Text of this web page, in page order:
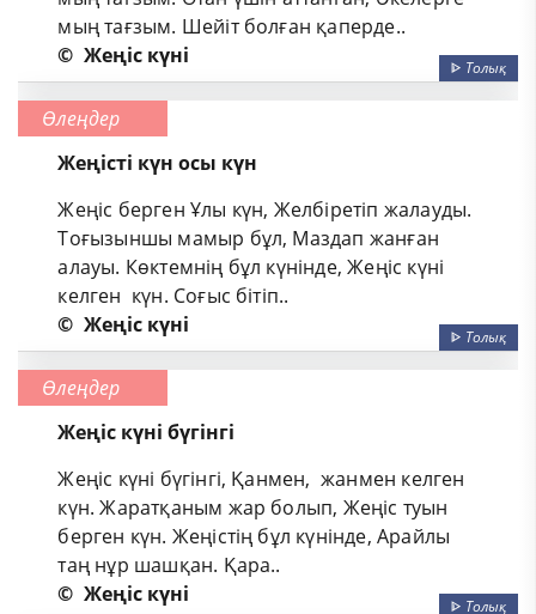
мың тағзым. Шейіт болған қаперде..
©Жеңіс күні ᐈ Толық
Өлеңдер
Жеңісті күн осы күн
Жеңіс берген Ұлы күн, Желбіретіп жалауды.
Тоғызыншы мамыр бұл, Маздап жанған
алауы. Көктемнің бұл күнінде, Жеңіс күні
келген күн. Соғыс бітіп..
©Жеңіс күні ᐈ Толық
Өлеңдер
Жеңіс күні бүгінгі
Жеңіс күні бүгінгі, Қанмен, жанмен келген
күн. Жаратқаным жар болып, Жеңіс туын
берген күн. Жеңістің бұл күнінде, Арайлы
таң нұр шашқан. Қара..
©Жеңіс күні ᐈ Толық